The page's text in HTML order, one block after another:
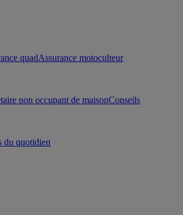
quadAssurance motoculteur
non occupant de maisonConseils
du quotidien